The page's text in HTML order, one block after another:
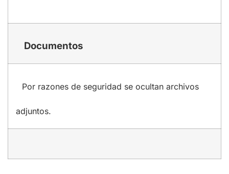
Documentos
Por razones de seguridad se ocultan archivos
adjuntos.